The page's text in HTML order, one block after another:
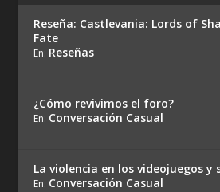
Reseña: Castlevania: Lords of
Fate
En: Reseñas
¿Cómo revivimos el foro?
En: Conversación Casual
La violencia en los videojuegos y
En: Conversación Casual